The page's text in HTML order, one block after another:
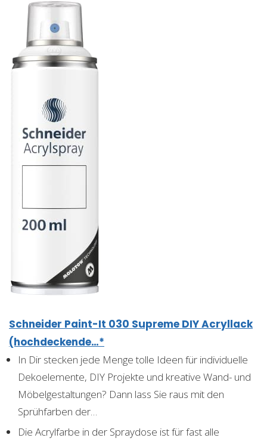
Schneider Paint-It 030 Supreme DIY Acryllack
(hochdeckende…*
In Dir stecken jede Menge tolle Ideen für individuelle
Dekoelemente, DIY Projekte und kreative Wand- und
Möbelgestaltungen? Dann lass Sie raus mit den
Sprühfarben der…
Die Acrylfarbe in der Spraydose ist für fast alle